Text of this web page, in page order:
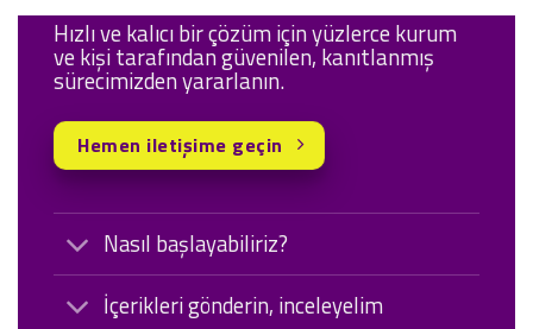
Nasıl başlayabiliriz?
İçerikleri gönderin, inceleyelim
Hızlı ve kalıcı bir çözüm için yüzlerce kurum
ve kişi tarafından güvenilen, kanıtlanmış
sürecimizden yararlanın.
Hemen iletişime geçin